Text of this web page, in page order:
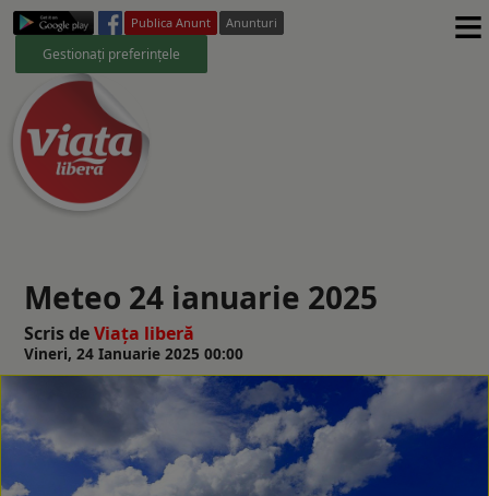
Publica Anunt Anunturi
Gestionați preferințele ≡
Meteo 24 ianuarie 2025
Scris deViaţa liberă
Vineri, 24 Ianuarie 2025 00:00